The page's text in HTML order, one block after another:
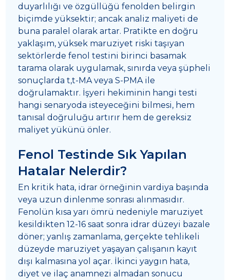
duyarlılığı ve özgüllüğü fenolden belirgin
biçimde yüksektir; ancak analiz maliyeti de
buna paralel olarak artar. Pratikte en doğru
yaklaşım, yüksek maruziyet riski taşıyan
sektörlerde fenol testini birinci basamak
tarama olarak uygulamak, sınırda veya şüpheli
sonuçlarda t,t-MA veya S-PMA ile
doğrulamaktır. İşyeri hekiminin hangi testi
hangi senaryoda isteyeceğini bilmesi, hem
tanısal doğruluğu artırır hem de gereksiz
maliyet yükünü önler.
Fenol Testinde Sık Yapılan
Hatalar Nelerdir?
En kritik hata, idrar örneğinin vardiya başında
veya uzun dinlenme sonrası alınmasıdır.
Fenolün kısa yarı ömrü nedeniyle maruziyet
kesildikten 12-16 saat sonra idrar düzeyi bazale
döner; yanlış zamanlama, gerçekte tehlikeli
düzeyde maruziyet yaşayan çalışanın kayıt
dışı kalmasına yol açar. İkinci yaygın hata,
diyet ve ilaç anamnezi almadan sonucu